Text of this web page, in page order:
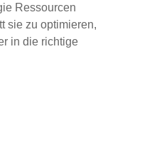
Ressourcen
sie zu optimieren,
in die richtige